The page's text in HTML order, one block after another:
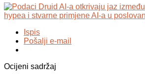
Ispis
Pošalji e-mail
Ocijeni sadržaj